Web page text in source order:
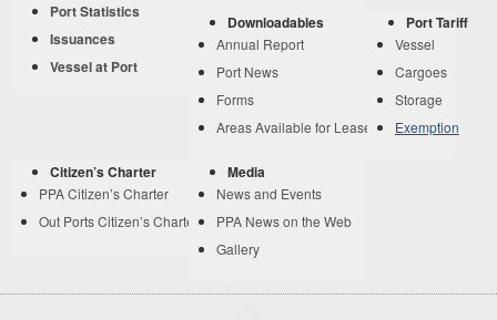
Port Statistics
Issuances
Vessel at Port
Downloadables
Annual Report
Port News
Forms
Areas Available for Lease
Port Tariff
Vessel
Cargoes
Storage
Exemption
Citizen’s Charter
PPA Citizen’s Charter
Out Ports Citizen’s Charter
Media
News and Events
PPA News on the Web
Gallery